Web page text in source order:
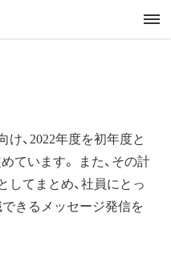
け、2022年度を初年度と
ています。 また、その計
してまとめ、社員にとっ
きるメッセージ発信を